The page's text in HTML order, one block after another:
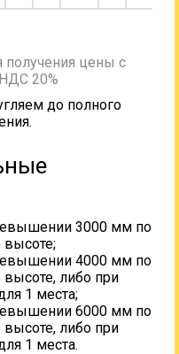
цены с
20%
до полного
3000 мм по
4000 мм по
либо при
1 места;
6000 мм по
либо при
1 места.